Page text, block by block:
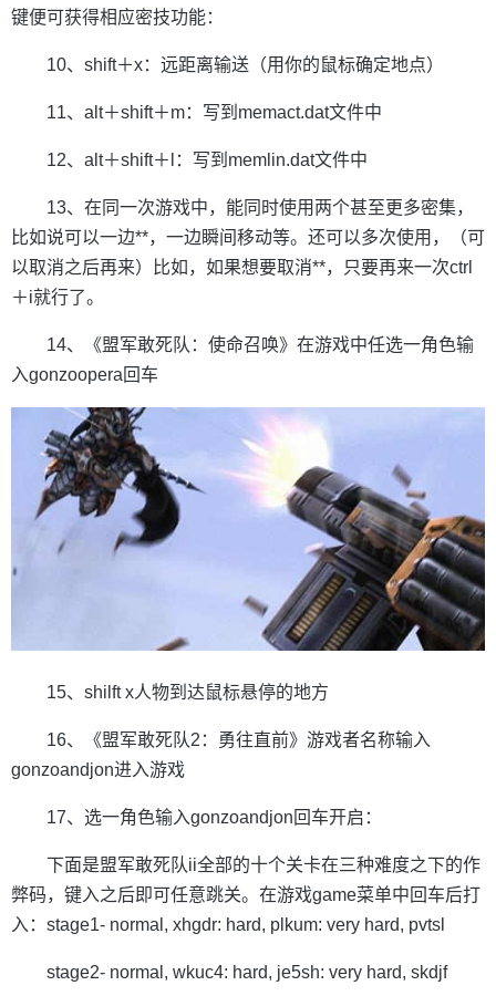
键便可获得相应密技功能：
10、shift＋x：远距离输送（用你的鼠标确定地点）
11、alt＋shift＋m：写到memact.dat文件中
12、alt＋shift＋l：写到memlin.dat文件中
13、在同一次游戏中，能同时使用两个甚至更多密集，
比如说可以一边**，一边瞬间移动等。还可以多次使用，（可
以取消之后再来）比如，如果想要取消**，只要再来一次ctrl
＋i就行了。
14、《盟军敢死队：使命召唤》在游戏中任选一角色输
入gonzoopera回车
15、shilft x人物到达鼠标悬停的地方
16、《盟军敢死队2：勇往直前》游戏者名称输入
gonzoandjon进入游戏
17、选一角色输入gonzoandjon回车开启：
下面是盟军敢死队ii全部的十个关卡在三种难度之下的作
弊码，键入之后即可任意跳关。在游戏game菜单中回车后打
入：stage1- normal, xhgdr: hard, plkum: very hard, pvtsl
stage2- normal, wkuc4: hard, je5sh: very hard, skdjf